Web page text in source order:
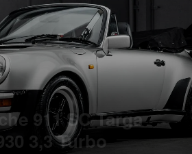
911 SC Targa
3,3 Turbo